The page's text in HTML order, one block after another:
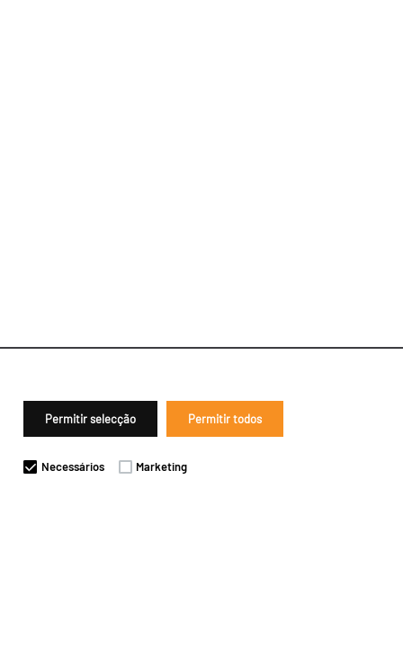
Permitir selecção Permitir todos
Necessários Marketing